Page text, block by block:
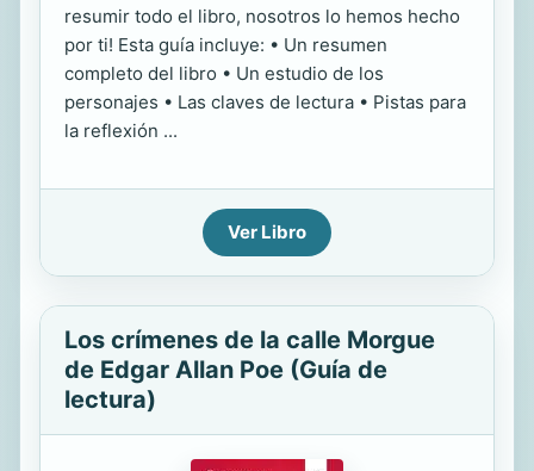
resumir todo el libro, nosotros lo hemos hecho
por ti! Esta guía incluye: • Un resumen
completo del libro • Un estudio de los
personajes • Las claves de lectura • Pistas para
la reflexión ...
Ver Libro
Los crímenes de la calle Morgue
de Edgar Allan Poe (Guía de
lectura)